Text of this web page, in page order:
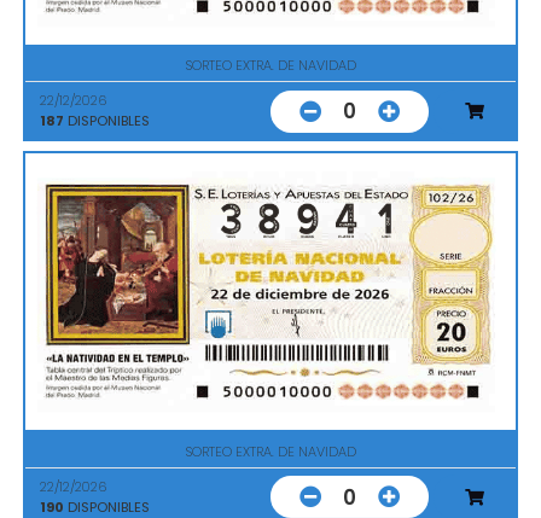
SORTEO EXTRA. DE NAVIDAD
22/12/2026
187 DISPONIBLES 0
SORTEO EXTRA. DE NAVIDAD
22/12/2026
190 DISPONIBLES 0